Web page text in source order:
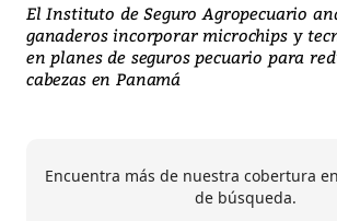
El Instituto de Seguro Agropecuario
ganaderos incorporar microchips y
en planes de seguros pecuario para
cabezas en Panamá
Encuentra más de nuestra cobertura
de búsqueda.